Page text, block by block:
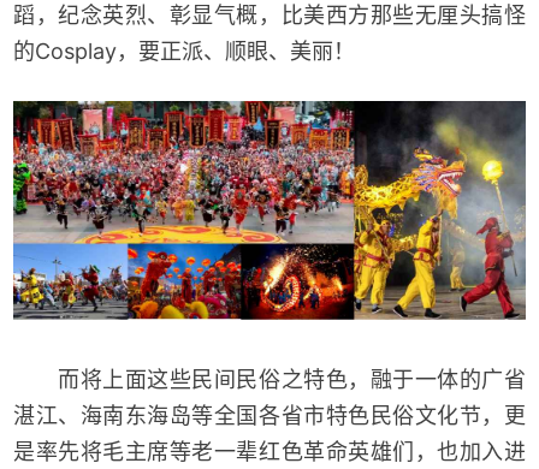
蹈，纪念英烈、彰显气概，比美西方那些无厘头搞怪
的Cosplay，要正派、顺眼、美丽！
而将上面这些民间民俗之特色，融于一体的广省
湛江、海南东海岛等全国各省市特色民俗文化节，更
是率先将毛主席等老一辈红色革命英雄们，也加入进